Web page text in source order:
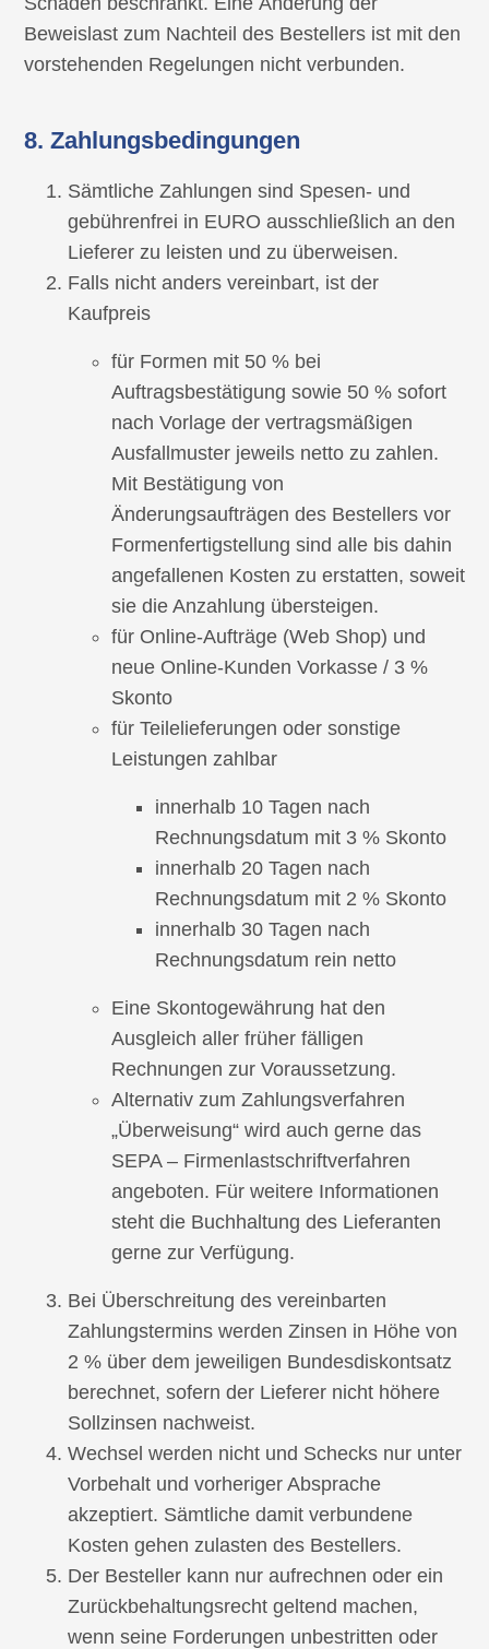
Beweislast zum Nachteil des Bestellers ist mit den
vorstehenden Regelungen nicht verbunden.
8. Zahlungsbedingungen
Sämtliche Zahlungen sind Spesen- und
gebührenfrei in EURO ausschließlich an den
Lieferer zu leisten und zu überweisen.
Falls nicht anders vereinbart, ist der
Kaufpreis
für Formen mit 50 % bei
Auftragsbestätigung sowie 50 % sofort
nach Vorlage der vertragsmäßigen
Ausfallmuster jeweils netto zu zahlen.
Mit Bestätigung von
Änderungsaufträgen des Bestellers vor
Formenfertigstellung sind alle bis dahin
angefallenen Kosten zu erstatten, soweit
sie die Anzahlung übersteigen.
für Online-Aufträge (Web Shop) und
neue Online-Kunden Vorkasse / 3 %
Skonto
für Teilelieferungen oder sonstige
Leistungen zahlbar
innerhalb 10 Tagen nach
Rechnungsdatum mit 3 % Skonto
innerhalb 20 Tagen nach
Rechnungsdatum mit 2 % Skonto
innerhalb 30 Tagen nach
Rechnungsdatum rein netto
Eine Skontogewährung hat den
Ausgleich aller früher fälligen
Rechnungen zur Voraussetzung.
Alternativ zum Zahlungsverfahren
„Überweisung“ wird auch gerne das
SEPA – Firmenlastschriftverfahren
angeboten. Für weitere Informationen
steht die Buchhaltung des Lieferanten
gerne zur Verfügung.
Bei Überschreitung des vereinbarten
Zahlungstermins werden Zinsen in Höhe von
2 % über dem jeweiligen Bundesdiskontsatz
berechnet, sofern der Lieferer nicht höhere
Sollzinsen nachweist.
Wechsel werden nicht und Schecks nur unter
Vorbehalt und vorheriger Absprache
akzeptiert. Sämtliche damit verbundene
Kosten gehen zulasten des Bestellers.
Der Besteller kann nur aufrechnen oder ein
Zurückbehaltungsrecht geltend machen,
wenn seine Forderungen unbestritten oder